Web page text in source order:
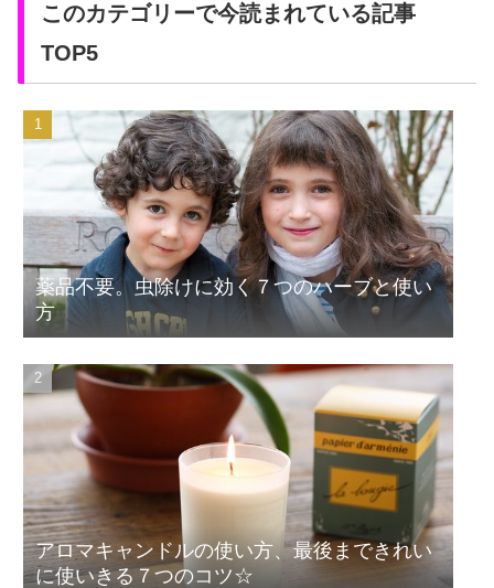
このカテゴリーで今読まれている記事
TOP5
薬品不要。虫除けに効く７つのハーブと使い
方
アロマキャンドルの使い方、最後まできれい
に使いきる７つのコツ☆